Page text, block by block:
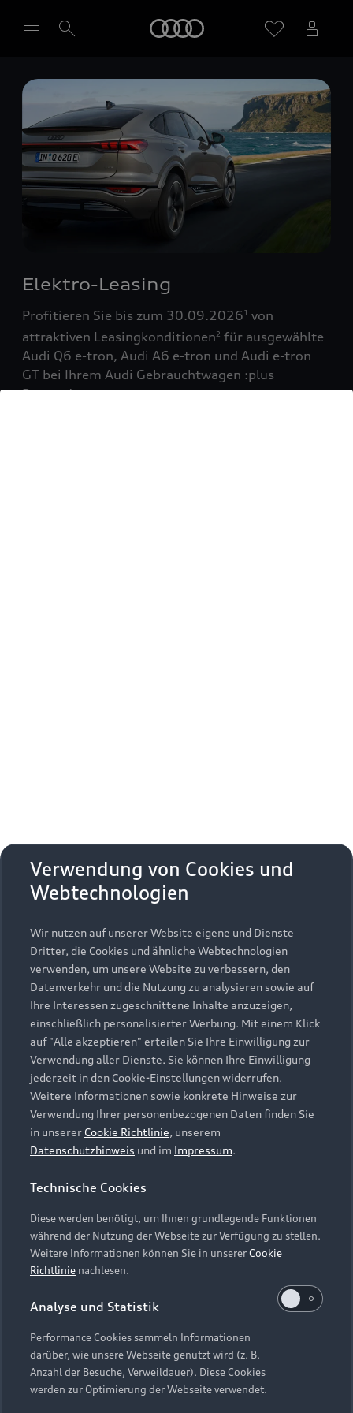
Händler wählen
Elektro-Leasing
Profitieren Sie bis zum 30.09.20261 von
attraktiven Leasingkonditionen2 für ausgewählte
Audi Q6 e-tron, Audi A6 e-tron und Audi e-tron
GT bei Ihrem Audi Gebrauchtwagen :plus
Partner!
Zurück nach oben
Modelle
Alle Modelle
Modelle vergleichen
Elektromodelle
Plug-in-Hybride
Kaufen & leasen
Neuwagensuche
Gebrauchtwagensuche
Gebrauchtwagen
Finanzierung
Aktionen & Angebote
Geschäftskunden
Service & Zubehör
Saisonale Angebote
Audi Services
Garantie
Audi digital services
myAudi
Support
Kundenservice
Händlersuche
Audi Code
Online-Terminvereinbarung
Servicekontakt
Vertrag widerrufen
Über Audi
Unternehmen
Karriere
Investor Relations
Presse & Media Center
Datenschutz
Audi erleben
Newsletter
Impressum Rechtliches
Hinweisgebersystem
Datenschutzinformation
Cookie-Einstellungen
Cookie-Richtlinie
Barrierefreiheit
Hinweis: Die aktuelle Darstellung und Anordnung der
Embleme am Fahrzeug bei allen Abbildungen auf dieser
Webseite kann abweichen.
Verwendung von Cookies und
Webtechnologien
Wir nutzen auf unserer Website eigene und Dienste
Dritter, die Cookies und ähnliche Webtechnologien
verwenden, um unsere Website zu verbessern, den
Datenverkehr und die Nutzung zu analysieren sowie auf
Ihre Interessen zugeschnittene Inhalte anzuzeigen,
einschließlich personalisierter Werbung. Mit einem Klick
auf "Alle akzeptieren" erteilen Sie Ihre Einwilligung zur
Verwendung aller Dienste. Sie können Ihre Einwilligung
jederzeit in den Cookie-Einstellungen widerrufen.
Weitere Informationen sowie konkrete Hinweise zur
Verwendung Ihrer personenbezogenen Daten finden Sie
in unserer Cookie Richtlinie, unserem
Datenschutzhinweis und im Impressum.
Technische Cookies
Diese werden benötigt, um Ihnen grundlegende Funktionen
während der Nutzung der Webseite zur Verfügung zu stellen.
Weitere Informationen können Sie in unsererCookie
Richtlinie nachlesen.
Analyse und Statistik
Performance Cookies sammeln Informationen
darüber, wie unsere Webseite genutzt wird (z. B.
Anzahl der Besuche, Verweildauer). Diese Cookies
werden zur Optimierung der Webseite verwendet.